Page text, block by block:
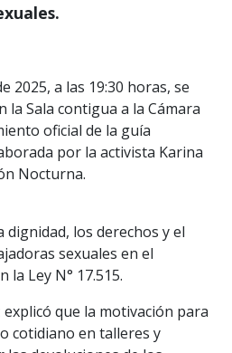
la Sala contigua a la Cámara
oficial de la guía
por la activista Karina
Nocturna.
los derechos y el
sexuales en el
Ley N° 17.515.
explicó que la motivación para
cotidiano en talleres y